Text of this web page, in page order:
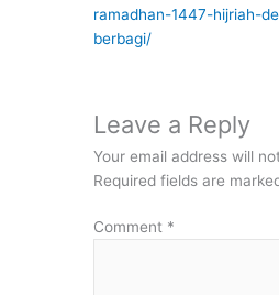
ramadhan-1447-hijriah-
berbagi/
Leave a Reply
Your email address will
Required fields are
Comment *